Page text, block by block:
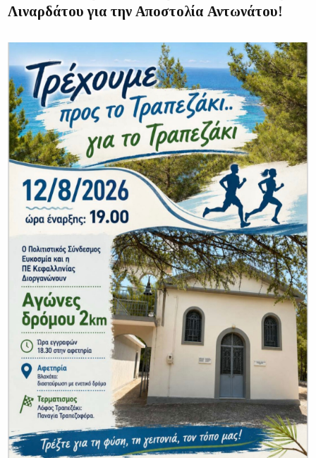
Λιναρδάτου για την Αποστολία Αντωνάτου!